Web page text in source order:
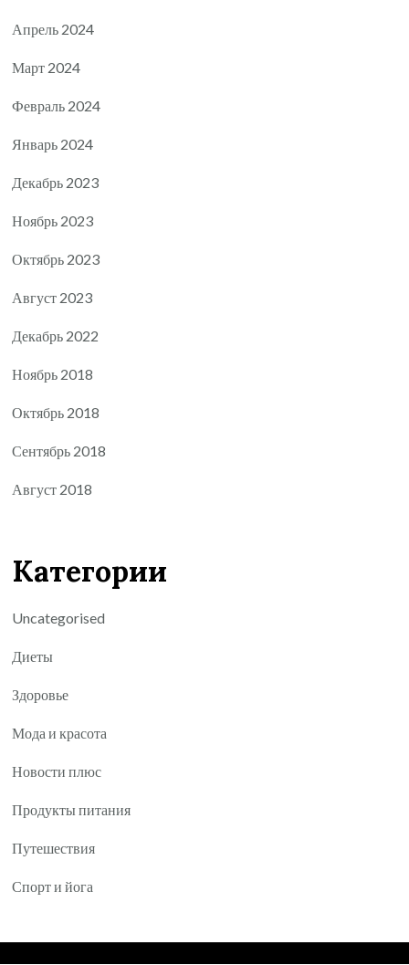
Апрель 2024
Март 2024
Февраль 2024
Январь 2024
Декабрь 2023
Ноябрь 2023
Октябрь 2023
Август 2023
Декабрь 2022
Ноябрь 2018
Октябрь 2018
Сентябрь 2018
Август 2018
Категории
Uncategorised
Диеты
Здоровье
Мода и красота
Новости плюс
Продукты питания
Путешествия
Спорт и йога